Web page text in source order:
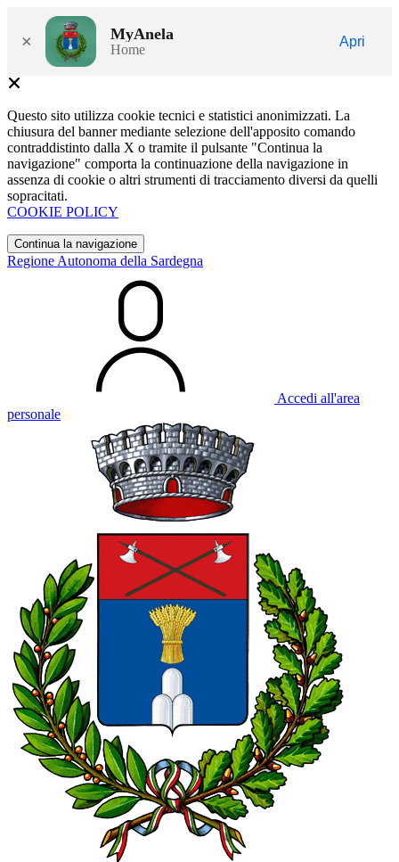
× MyAnela
Home
Apri
Questo sito utilizza cookie tecnici e statistici anonimizzati. La
chiusura del banner mediante selezione dell'apposito comando
contraddistinto dalla X o tramite il pulsante "Continua la
navigazione" comporta la continuazione della navigazione in
assenza di cookie o altri strumenti di tracciamento diversi da quelli
sopracitati.
COOKIE POLICY
Continua la navigazione
Regione Autonoma della Sardegna
Accedi all'area
personale